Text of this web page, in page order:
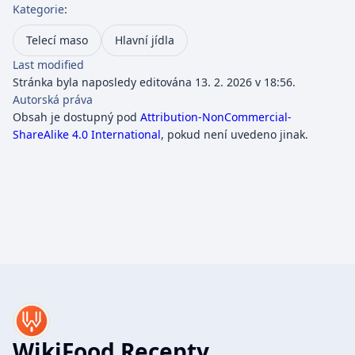
Kategorie:
Telecí maso
Hlavní jídla
Last modified
Stránka byla naposledy editována 13. 2. 2026 v 18:56.
Autorská práva
Obsah je dostupný pod Attribution-NonCommercial-
ShareAlike 4.0 International, pokud není uvedeno jinak.